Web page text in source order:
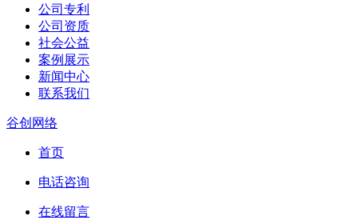
公司专利
公司资质
社会公益
案例展示
新闻中心
联系我们
谷创网络
首页
电话咨询
在线留言